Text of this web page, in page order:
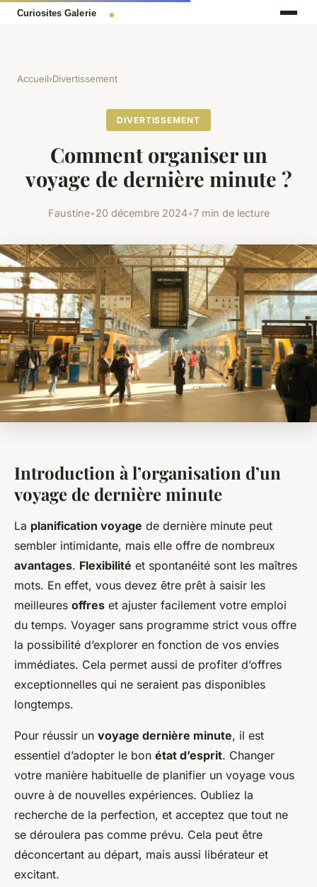
Accueil›Divertissement
DIVERTISSEMENT
Comment organiser un
voyage de dernière minute ?
Faustine•20 décembre 2024•7 min de lecture
Introduction à l’organisation d’un
voyage de dernière minute
La planification voyage de dernière minute peut
sembler intimidante, mais elle offre de nombreux
avantages. Flexibilité et spontanéité sont les maîtres
mots. En effet, vous devez être prêt à saisir les
meilleures offres et ajuster facilement votre emploi
du temps. Voyager sans programme strict vous offre
la possibilité d’explorer en fonction de vos envies
immédiates. Cela permet aussi de profiter d’offres
exceptionnelles qui ne seraient pas disponibles
longtemps.
Pour réussir un voyage dernière minute, il est
essentiel d’adopter le bon état d’esprit. Changer
votre manière habituelle de planifier un voyage vous
ouvre à de nouvelles expériences. Oubliez la
recherche de la perfection, et acceptez que tout ne
se déroulera pas comme prévu. Cela peut être
déconcertant au départ, mais aussi libérateur et
excitant.